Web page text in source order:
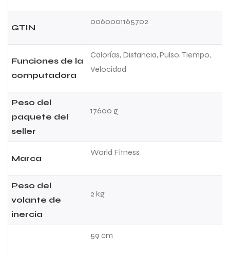
GTIN
0060001165702
Funciones de la
computadora
Calorías, Distancia, Pulso, Tiempo,
Velocidad
Peso del
paquete del
seller
17600 g
Marca
World Fitness
Peso del
volante de
inercia
2 kg
59 cm